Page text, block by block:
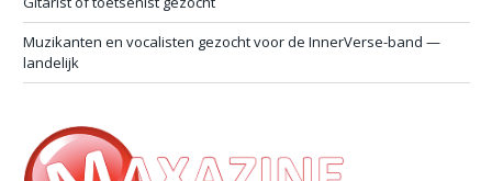
Muzikanten en vocalisten gezocht voor de InnerVerse-band —
landelijk